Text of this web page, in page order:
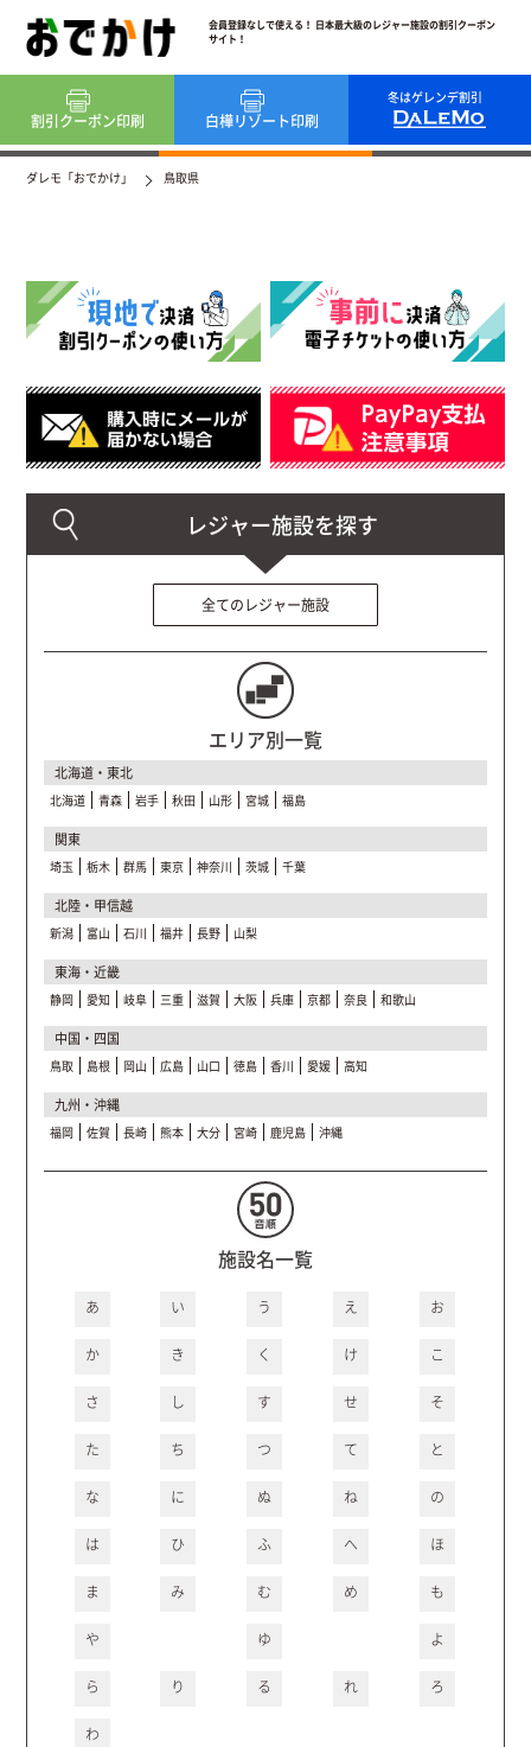
会員登録なしで使える！ 日本最大級のレジャー施設の割引クーポン
サイト！
冬はゲレンデ割引
割引クーポン印刷 白樺リゾート印刷
ダレモ「おでかけ」 鳥取県
全てのレジャー施設
エリア別一覧
北海道・東北
北海道 青森 岩手 秋田 山形 宮城 福島
関東
埼玉 栃木 群馬 東京 神奈川 茨城 千葉
北陸・甲信越
新潟 富山 石川 福井 長野 山梨
東海・近畿
静岡 愛知 岐阜 三重 滋賀 大阪 兵庫 京都 奈良 和歌山
中国・四国
鳥取 島根 岡山 広島 山口 徳島 香川 愛媛 高知
九州・沖縄
福岡 佐賀 長崎 熊本 大分 宮崎 鹿児島 沖縄
施設名一覧
あ い う え お
か き く け こ
さ し す せ そ
た ち つ て と
な に ぬ ね の
は ひ ふ へ ほ
ま み む め も
や ゆ よ
ら り る れ ろ
わ